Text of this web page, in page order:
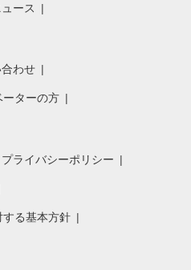
ース
わせ
ーターの方
プライバシーポリシー
する基本方針